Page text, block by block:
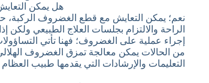
هل يمكن
نعم؛ يمكن التعايش مع قطع الغضروف
الراحة والالتزام بجلسات العلاج الطبيعي
إجراء عملية على الغضروف؛ فهنا تأتي
من الحالات يمكن معالجة تمزق الغضروف
التعليمات والإرشادات التي يقدمها طبيب